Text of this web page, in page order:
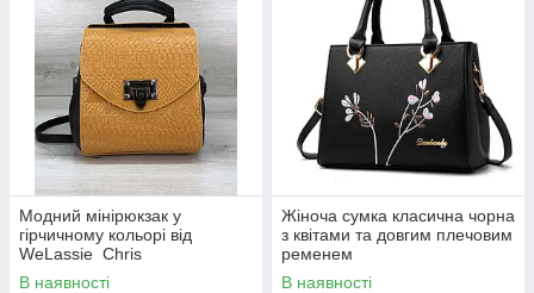
Модний мінірюкзак у
гірчичному кольорі від
WeLassie Chris
В наявності
Жіноча сумка класична чорна
з квітами та довгим плечовим
ременем
В наявності